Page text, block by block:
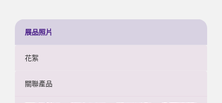
展品照片
花絮
關聯產品